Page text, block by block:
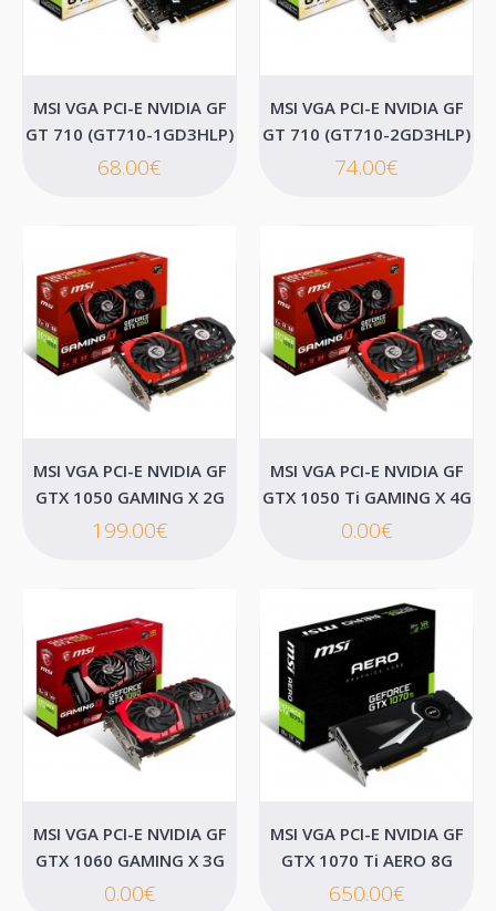
0.00€
Σύγκριση
Η GIGABYTE παρουσιάζει τη GTX 1050 Ti D5 4G με τον άψογο
σχεδιασμό της είναι ιδανική για τις μεγάλ..
0.00€
Σύγκριση
MSI VGA PCI-E NVIDIA GF
GT 710 (GT710-1GD3HLP)
68.00€
MSI VGA PCI-E NVIDIA GF
GT 710 (GT710-2GD3HLP)
74.00€
MSI VGA PCI-E NVIDIA GF
GTX 1050 GAMING X 2G
199.00€
MSI VGA PCI-E NVIDIA GF
GTX 1050 Ti GAMING X 4G
0.00€
MSI VGA PCI-E NVIDIA GF
GTX 1060 GAMING X 3G
0.00€
MSI VGA PCI-E NVIDIA GF
GTX 1070 Ti AERO 8G
650.00€